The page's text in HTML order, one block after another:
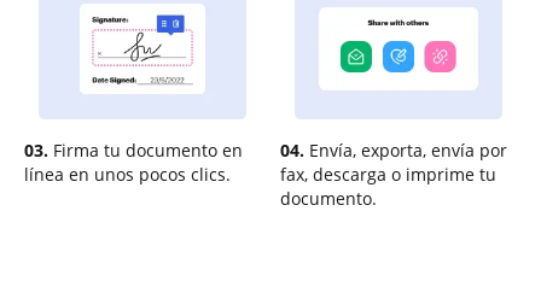
03. Firma tu documento en
línea en unos pocos clics.
04. Envía, exporta, envía por
fax, descarga o imprime tu
documento.